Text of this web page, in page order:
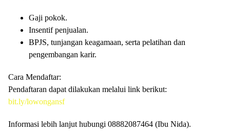
Gaji pokok.
Insentif penjualan.
BPJS, tunjangan keagamaan, serta pelatihan dan
pengembangan karir.
Cara Mendaftar:
Pendaftaran dapat dilakukan melalui link berikut:
bit.ly/lowongansf
Informasi lebih lanjut hubungi 08882087464 (Ibu Nida).